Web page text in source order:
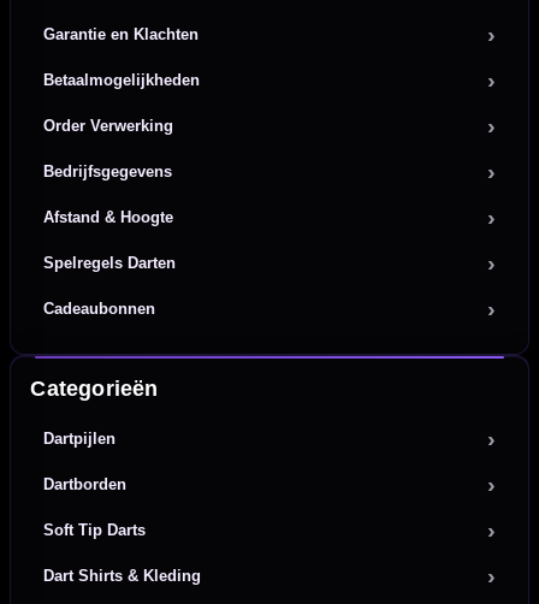
Garantie en Klachten
Betaalmogelijkheden
Order Verwerking
Bedrijfsgegevens
Afstand & Hoogte
Spelregels Darten
Cadeaubonnen
Categorieën
Dartpijlen
Dartborden
Soft Tip Darts
Dart Shirts & Kleding